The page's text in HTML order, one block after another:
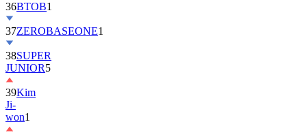
36BTOB1
37ZEROBASEONE1
38SUPER
JUNIOR5
39Kim
Ji-
won1